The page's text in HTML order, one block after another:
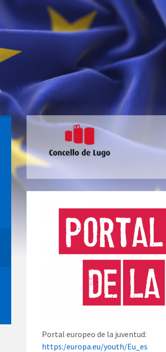
Portal europeo de la juventud:
https:/europa.eu/youth/Eu_es